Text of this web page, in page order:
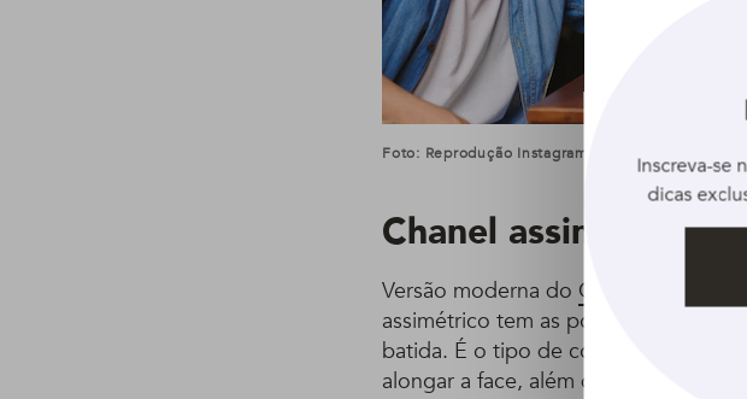
Foto: Reprodução Instagram | @luis_augustor
Chanel assimétrico
Versão moderna do Chanel
assimétrico tem as pontas da frente
batida. É o tipo de corte perfeito
alongar a face, além de ficar bem em
Inscreva-se
dicas